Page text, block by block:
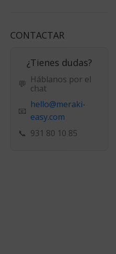
CONTACTAR
¿Tienes dudas?
💬 Háblanos por el
chat
📧
hello@meraki-
easy.com
📞 931 80 10 85